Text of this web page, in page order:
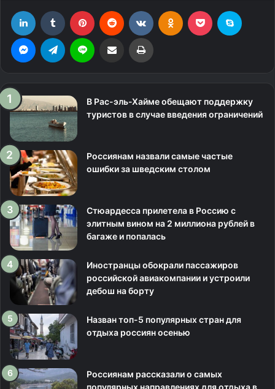
В Рас-эль-Хайме обещают поддержку
туристов в случае введения ограничений
Россиянам назвали самые частые
ошибки за шведским столом
Стюардесса прилетела в Россию с
элитным вином на 2 миллиона рублей в
багаже и попалась
Иностранцы обокрали пассажиров
российской авиакомпании и устроили
дебош на борту
Назван топ-5 популярных стран для
отдыха россиян осенью
Россиянам рассказали о самых
популярных направлениях для отдыха в